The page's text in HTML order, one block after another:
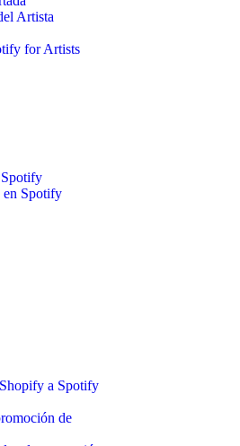
Artista
for Artists
en Spotify
a Spotify
de